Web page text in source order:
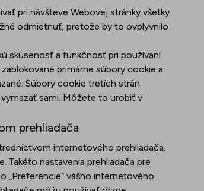
pri návšteve Webovej stránky všetky
odmietnuť, pretože by to ovplyvnilo
skúsenosť a funkčnosť pri používaní
primárne súbory cookie a
Súbory cookie tretích strán
sami. Môžete to urobiť v
prehliadača
internetového prehliadača.
Takéto nastavenia prehliadača pre
„Preferencie“ vášho internetového